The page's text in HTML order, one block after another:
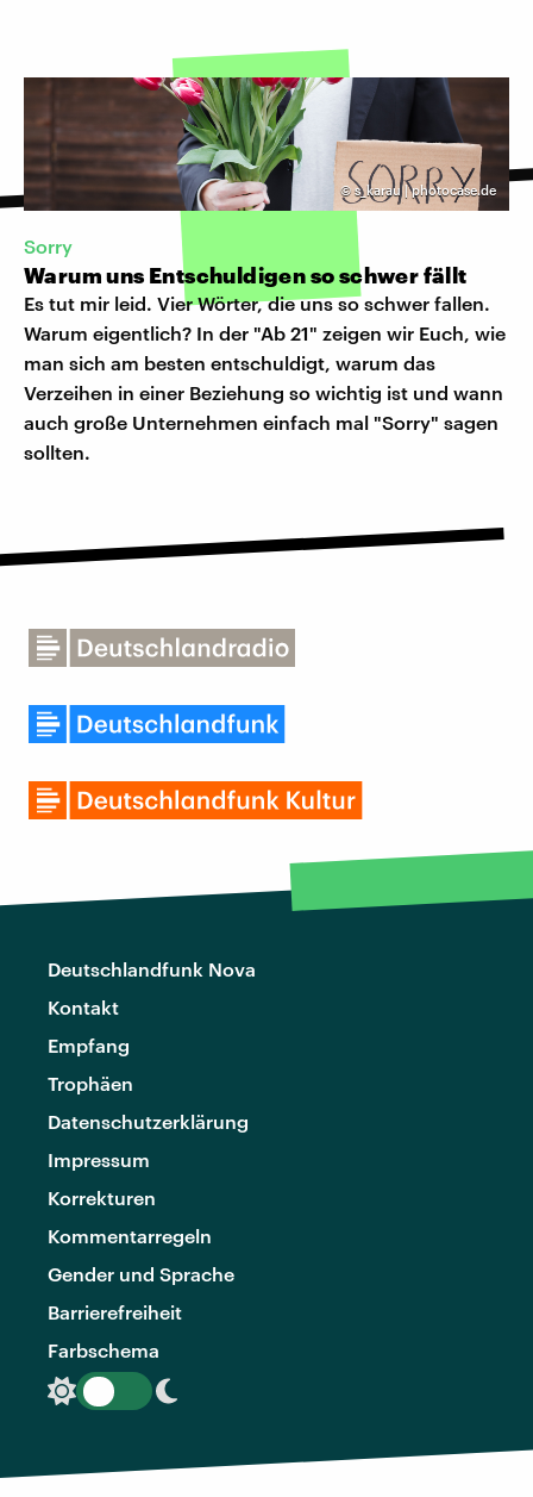
© s_karau | photocase.de
Sorry
Warum uns Entschuldigen so schwer fällt
Es tut mir leid. Vier Wörter, die uns so schwer fallen.
Warum eigentlich? In der "Ab 21" zeigen wir Euch, wie
man sich am besten entschuldigt, warum das
Verzeihen in einer Beziehung so wichtig ist und wann
auch große Unternehmen einfach mal "Sorry" sagen
sollten.
Deutschlandfunk Nova
Kontakt
Empfang
Trophäen
Datenschutzerklärung
Impressum
Korrekturen
Kommentarregeln
Gender und Sprache
Barrierefreiheit
Farbschema